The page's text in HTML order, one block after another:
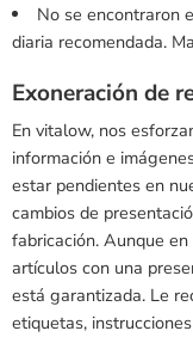
No se encontraron
diaria recomendada.
Exoneración de
En vitalow, nos
información e
estar pendientes en
cambios de
fabricación. Aunque
artículos con una
está garantizada. Le
etiquetas,